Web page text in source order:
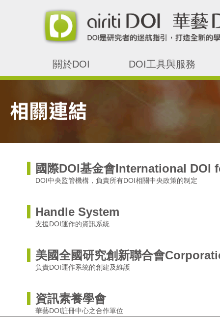
關於DOI DOI工具與服務
國際DOI基金會International DOI
DOI中央監管機構，負責所有DOI相關中央政策的制定
Handle System
支援DOI運作的資訊系統
美國全國研究創新聯合會
負責DOI運作系統的創建及維護
資訊素養學會
華藝DOI註冊中心之合作單位